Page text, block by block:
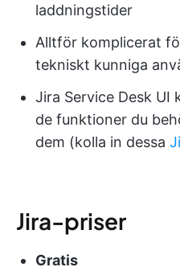
laddningstider
Alltför komplicerat
tekniskt kunniga
Jira Service Desk
de funktioner du
dem (kolla in dessa
Jira-priser
Gratis